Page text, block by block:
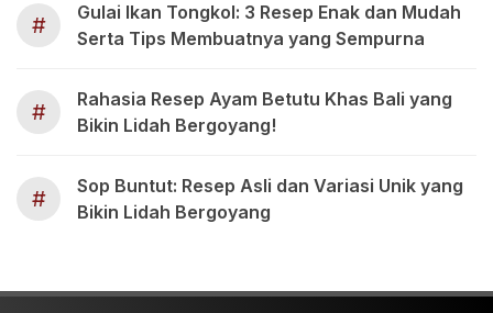
#
Gulai Ikan Tongkol: 3 Resep Enak dan Mudah
Serta Tips Membuatnya yang Sempurna
#
Rahasia Resep Ayam Betutu Khas Bali yang
Bikin Lidah Bergoyang!
#
Sop Buntut: Resep Asli dan Variasi Unik yang
Bikin Lidah Bergoyang